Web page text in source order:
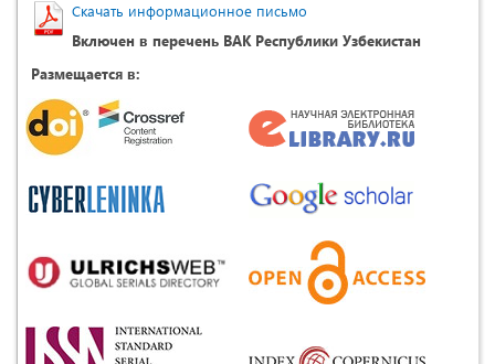
Скачать информационное письмо
Включен в перечень ВАК Республики Узбекистан
Размещается в: